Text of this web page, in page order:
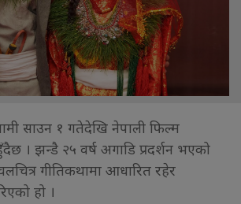
साउन १ गतेदेखि नेपाली फिल्म
हुँदैछ । झन्डै २५ वर्ष अगाडि प्रदर्शन भएको
गीतिकथामा आधारित रहेर
हो ।